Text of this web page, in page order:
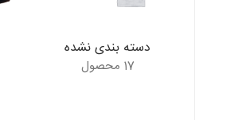
دسته بندی نشده
17 محصول